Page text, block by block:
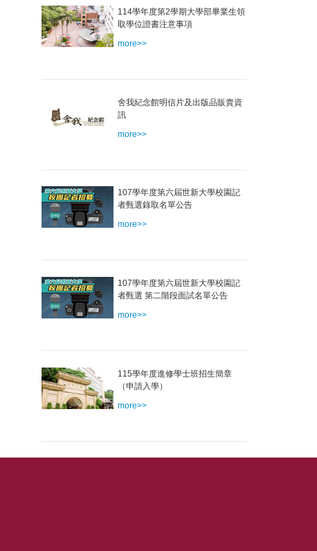
114學年度第2學期大學部畢業生領
取學位證書注意事項
more>>
舍我紀念館明信片及出版品販賣資
訊
more>>
107學年度第六屆世新大學校園記
者甄選錄取名單公告
more>>
107學年度第六屆世新大學校園記
者甄選 第二階段面試名單公告
more>>
115學年度進修學士班招生簡章
（申請入學）
more>>